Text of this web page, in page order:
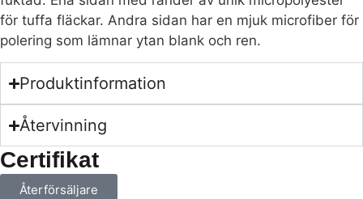
för tuffa fläckar. Andra sidan har en mjuk microfiber för
polering som lämnar ytan blank och ren.
Produktinformation
Återvinning
Certifikat
Återförsäljare